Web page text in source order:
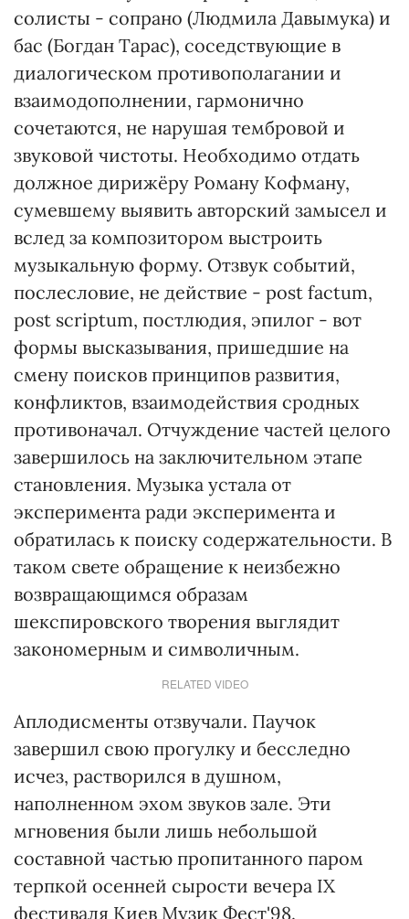
солисты - сопрано (Людмила Давымука) и
бас (Богдан Тарас), соседствующие в
диалогическом противополагании и
взаимодополнении, гармонично
сочетаются, не нарушая тембровой и
звуковой чистоты. Необходимо отдать
должное дирижёру Роману Кофману,
сумевшему выявить авторский замысел и
вслед за композитором выстроить
музыкальную форму. Отзвук событий,
послесловие, не действие - post factum,
post scriptum, поcтлюдия, эпилог - вот
формы высказывания, пришедшие на
смену поисков принципов развития,
конфликтов, взаимодействия сродных
противоначал. Отчуждение частей целого
завершилось на заключительном этапе
становления. Музыка устала от
эксперимента ради эксперимента и
обратилась к поиску содержательности. В
таком свете обращение к неизбежно
возвращающимся образам
шекспировского творения выглядит
закономерным и символичным.
RELATED VIDEO
Аплодисменты отзвучали. Паучок
завершил свою прогулку и бесследно
исчез, растворился в душном,
наполненном эхом звуков зале. Эти
мгновения были лишь небольшой
составной частью пропитанного паром
терпкой осенней сырости вечера IX
фестиваля Киев Музик Фест'98.